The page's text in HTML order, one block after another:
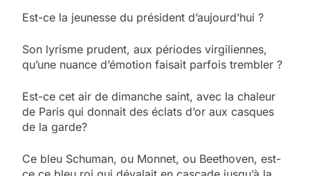
Est-ce la jeunesse du président d’aujourd’hui ?
Son lyrisme prudent, aux périodes virgiliennes,
qu’une nuance d’émotion faisait parfois trembler ?
Est-ce cet air de dimanche saint, avec la chaleur
de Paris qui donnait des éclats d’or aux casques
de la garde?
Ce bleu Schuman, ou Monnet, ou Beethoven, est-